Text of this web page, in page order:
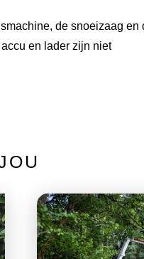
de snoeizaag en
en lader zijn niet